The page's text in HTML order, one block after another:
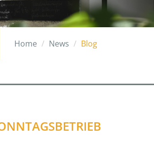
Home News Blog